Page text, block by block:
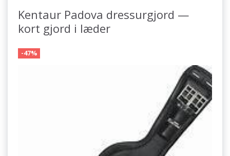
Kentaur Padova dressurgjord —
kort gjord i læder
-47%